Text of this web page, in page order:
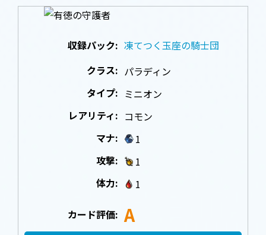
収録パック: 凍てつく玉座の騎士団
クラス: パラディン
タイプ: ミニオン
レアリティ: コモン
マナ:
1
攻撃:
1
体力:
1
カード評価: A